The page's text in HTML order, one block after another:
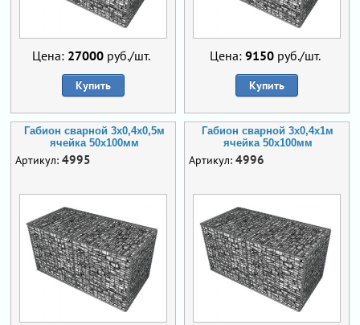
Цена: 27000 руб./шт.
Купить
Цена: 9150руб./шт.
Купить
Габион сварной 3х0,4х0,5м
ячейка 50х100мм
Артикул: 4995
Габион сварной 3х0,4х1м
ячейка 50х100мм
Артикул: 4996